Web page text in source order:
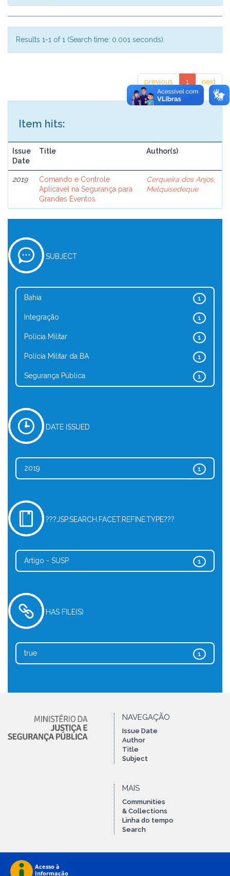
Results 1-1 of 1 (Search time: 0.001 seconds).
previous 1 next
Item hits:
Issue
Date
Title Author(s)
2019
Comando e Controle
Aplicável na Segurança para
Grandes Eventos
Cerqueira dos Anjos,
Melquisedeque
SUBJECT
1
Bahia
1
Integração
1
Polícia Militar
1
Polícia Militar da BA
1
Segurança Pública
DATE ISSUED
1
2019
???JSP.SEARCH.FACET.REFINE.TYPE???
1
Artigo - SUSP
HAS FILE(S)
1
true
NAVEGAÇÃO
Issue Date
Author
Title
Subject
MAIS
Communities
& Collections
Linha do tempo
Search